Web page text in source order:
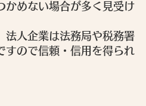
かめない場合が多く見受け
法人企業は法務局や税務署
すので信頼・信用を得られ